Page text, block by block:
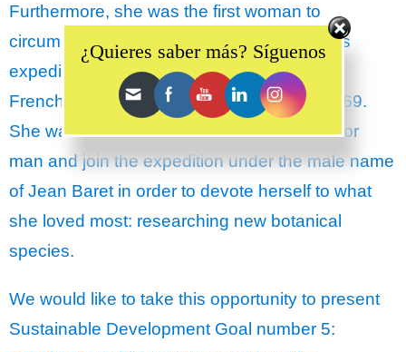
Furthermore, she was the first woman to
circumnavigate the world with Bougainville’s
expedition – a military man who led the first
French circumnavigation – from 1766 to 1769.
She was forced to dressed herself as a sailor
man and join the expedition under the male name
of Jean Baret in order to devote herself to what
she loved most: researching new botanical
species.
We would like to take this opportunity to present
Sustainable Development Goal number 5:
¿Quieres saber más? Síguenos
Set Youtube Channel ID